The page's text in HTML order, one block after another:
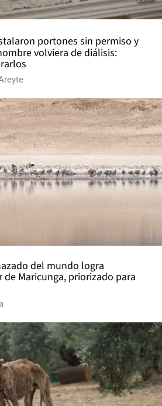
portones sin permiso y
volviera de diálisis:
del mundo logra
Maricunga, priorizado para